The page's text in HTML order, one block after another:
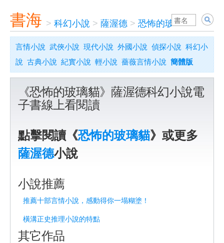
書海 > 科幻小說 > 薩渥德 > 恐怖的玻璃貓
言情小說 武俠小說 現代小說 外國小說 偵探小說 科幻小
說 古典小說 紀實小說 輕小說 薔薇言情小說 簡體版
《恐怖的玻璃貓》薩渥德科幻小說電
子書線上看閱讀
點擊閱讀《恐怖的玻璃貓》或更多
薩渥德小說
小說推薦
推薦十部言情小說，感動得你一塌糊塗！
橫溝正史推理小說的特點
其它作品